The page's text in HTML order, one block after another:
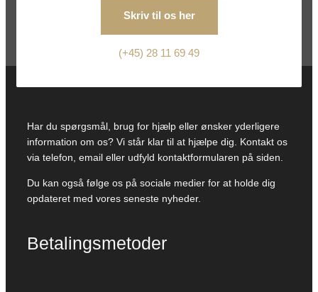
Skriv til os her
(+45) 28 11 69 49
Har du spørgsmål, brug for hjælp eller ønsker yderligere
information om os? Vi står klar til at hjælpe dig. Kontakt os
via telefon, email eller udfyld kontaktformularen på siden.
Du kan også følge os på sociale medier for at holde dig
opdateret med vores seneste nyheder.
Betalingsmetoder